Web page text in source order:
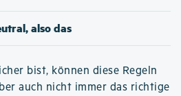
also das
bist, können diese Regeln
auch nicht immer das richtige